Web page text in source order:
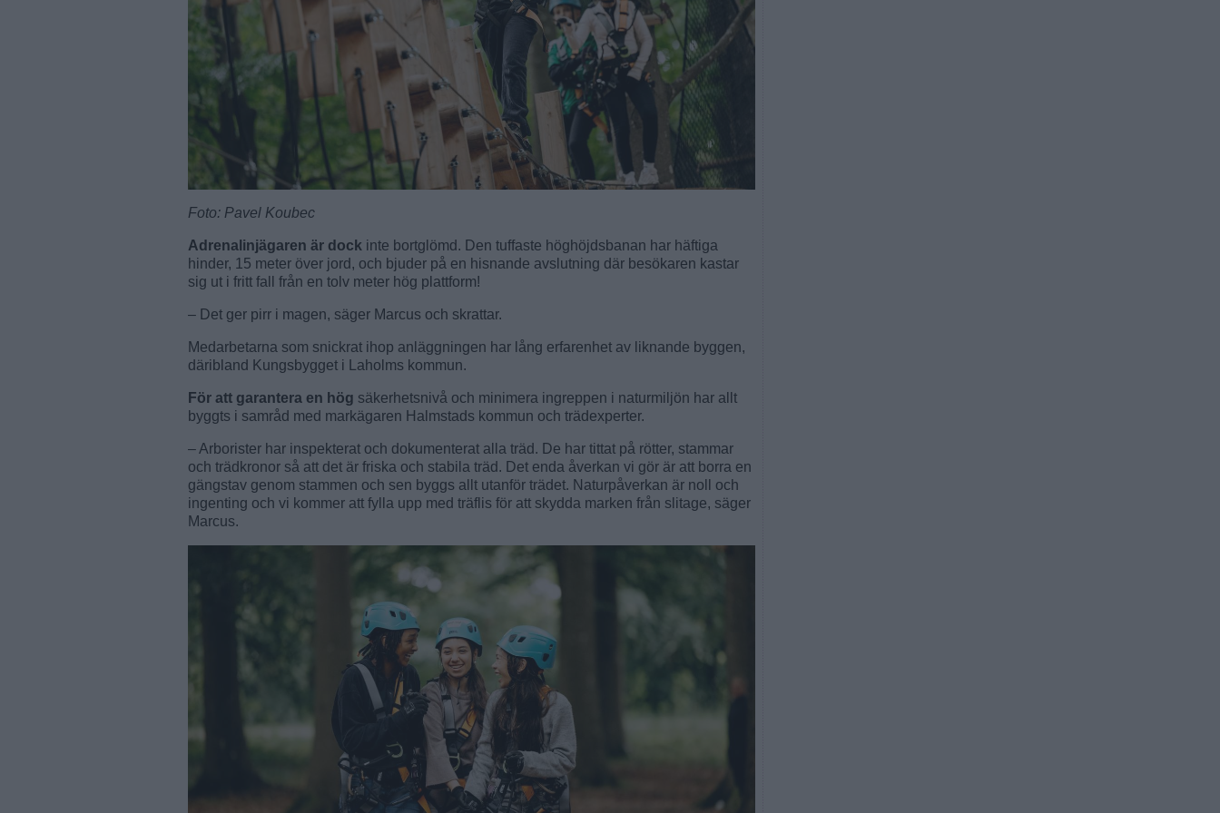
Foto: Pavel Koubec
Adrenalinjägaren är dock inte bortglömd. Den tuffaste höghöjdsbanan har häftiga
hinder, 15 meter över jord, och bjuder på en hisnande avslutning där besökaren kastar
sig ut i fritt fall från en tolv meter hög plattform!
– Det ger pirr i magen, säger Marcus och skrattar.
Medarbetarna som snickrat ihop anläggningen har lång erfarenhet av liknande byggen,
däribland Kungsbygget i Laholms kommun.
För att garantera en hög säkerhetsnivå och minimera ingreppen i naturmiljön har allt
byggts i samråd med markägaren Halmstads kommun och trädexperter.
– Arborister har inspekterat och dokumenterat alla träd. De har tittat på rötter, stammar
och trädkronor så att det är friska och stabila träd. Det enda åverkan vi gör är att borra en
gängstav genom stammen och sen byggs allt utanför trädet. Naturpåverkan är noll och
ingenting och vi kommer att fylla upp med träflis för att skydda marken från slitage, säger
Marcus.